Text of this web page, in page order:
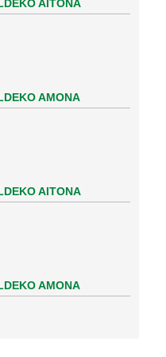
AITONA
AMONA
AITONA
AMONA